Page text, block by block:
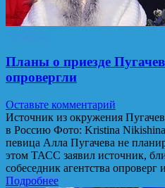
Планы о приезде
опровергли
Оставьте комментарий
Источник из окружения
в Россию Фото: Kristina
певица Алла Пугачева не
этом ТАСС заявил источник,
собеседник агентства
Подробнее